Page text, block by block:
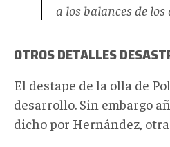
a los balances de los
OTROS DETALLES
El destape de la olla de
desarrollo. Sin embargo
dicho por Hernández,